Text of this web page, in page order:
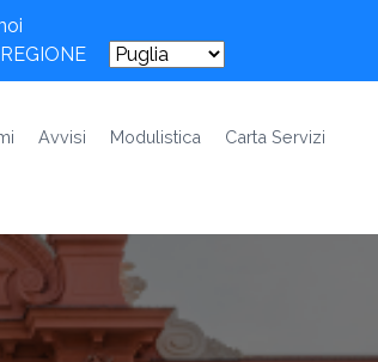
Avvisi Modulistica
Carta Servizi